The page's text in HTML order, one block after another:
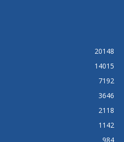
20148
14015
7192
3646
2118
1142
984